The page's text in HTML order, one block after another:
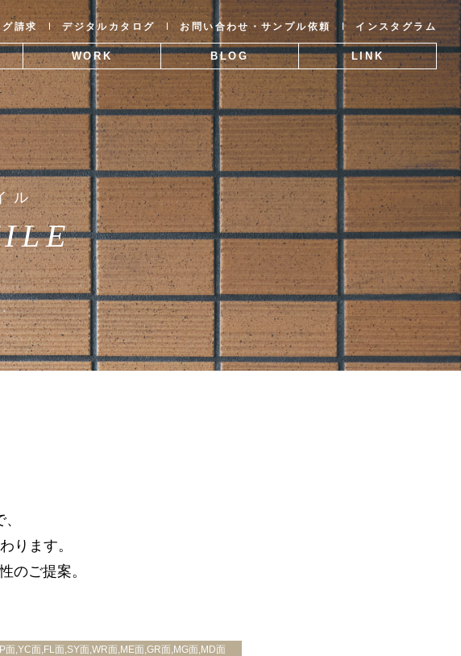
グ請求 デジタルカタログ お問い合わせ・サンプル依頼 インスタグラム
WORK
施工事例
BLOG
ブログ
LINK
関連リンク
ル
ります。
のご提案。
面,YC面,FL面,SY面,WR面,ME面,GR面,MG面,MD面